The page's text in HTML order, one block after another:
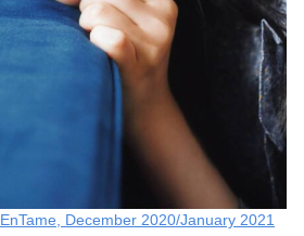
EnTame, December 2020/January 2021